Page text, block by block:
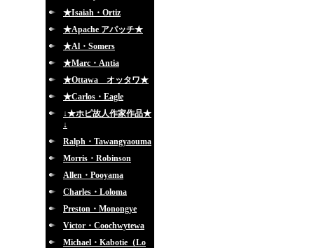
★Isaiah・Ortiz
★Apache アパッチ★
★Al・Somers
★Marc・Antia
★Ottawa オッタワ★
★Carlos・Eagle
↓★ホピ故人作家作品★
↓
Ralph・Tawangyaouma
Morris・Robinson
Allen・Pooyama
Charles・Loloma
Preston・Monongye
Victor・Coochwytewa
Michael・Kabotie（Lo